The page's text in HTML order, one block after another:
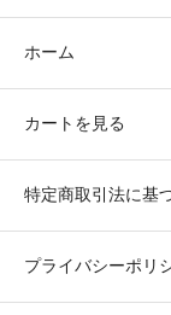
ホーム
カートを見る
特定商取引法に基
プライバシーポリ